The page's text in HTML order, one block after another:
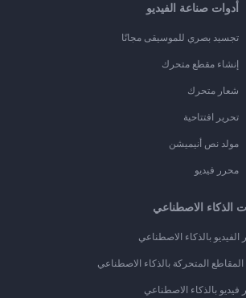
أدوات صناعة الفيديو
تجسيد بصري للموسيقى مجانًا
إنشاء مقطع متحرك
شعار متحرك
تحرير افتتاحية
مولد نص أنيميشن
محرر فيديو
الذكاء الاصطناعي
الفيديو بالذكاء الاصطناعي
المقاطع المتحركة بالذكاء الاصطناعي
فيديو بالذكاء الاصطناعي